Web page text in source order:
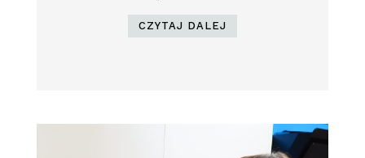
CZYTAJ DALEJ